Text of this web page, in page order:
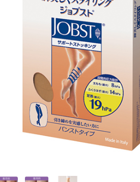
6,900 円 (税抜)
7,590 円 (税込)
おしりまで安心失禁
トランクス3色組M